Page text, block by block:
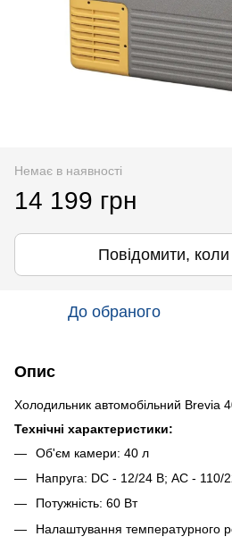
Немає в наявності
14 199 грн
Повідомити, коли
До обраного
Опис
Холодильник автомобільний Brevia
Технічні характеристики:
Об'єм камери: 40 л
Напруга: DC - 12/24 В; AC - 110/
Потужність: 60 Вт
Налаштування температурного